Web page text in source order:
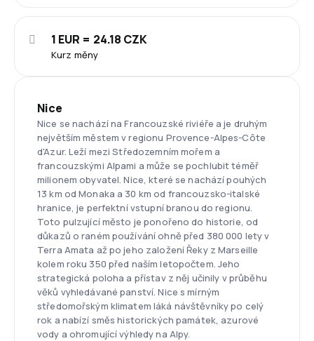
Kurz měny
1 EUR = 24.18 CZK
Nice
Nice se nachází na Francouzské riviéře a je druhým
největším městem v regionu Provence-Alpes-Côte
d'Azur. Leží mezi Středozemním mořem a
francouzskými Alpami a může se pochlubit téměř
milionem obyvatel. Nice, které se nachází pouhých
13 km od Monaka a 30 km od francouzsko-italské
hranice, je perfektní vstupní branou do regionu.
Toto pulzující město je ponořeno do historie, od
důkazů o raném používání ohně před 380 000 lety v
Terra Amata až po jeho založení Řeky z Marseille
kolem roku 350 před naším letopočtem. Jeho
strategická poloha a přístav z něj učinily v průběhu
věků vyhledávané panství. Nice s mírným
středomořským klimatem láká návštěvníky po celý
rok a nabízí směs historických památek, azurové
vody a ohromující výhledy na Alpy.